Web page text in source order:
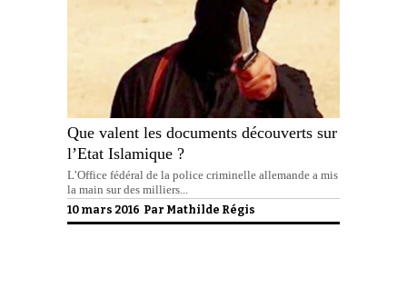
Que valent les documents découverts sur
l’Etat Islamique ?
L’Office fédéral de la police criminelle allemande a mis
la main sur des milliers...
10 mars 2016 Par Mathilde Régis